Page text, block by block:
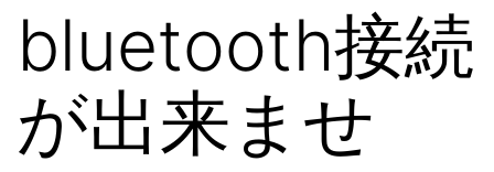
bluetooth接続
が出来ませ